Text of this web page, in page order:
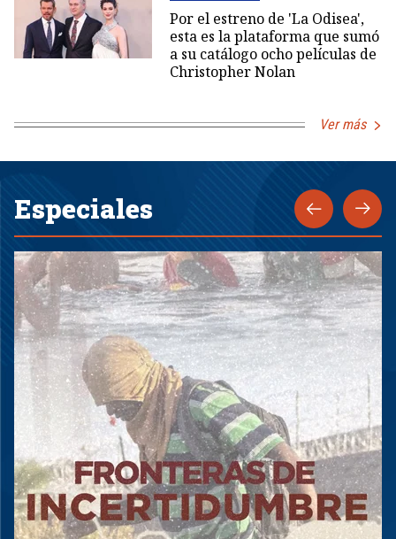
Por el estreno de 'La Odisea',
esta es la plataforma que sumó
a su catálogo ocho películas de
Christopher Nolan
Ver más
Especiales